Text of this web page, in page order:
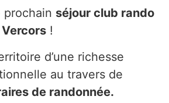
prochain séjour club rando
!
d’une richesse
au travers de
de randonnée.